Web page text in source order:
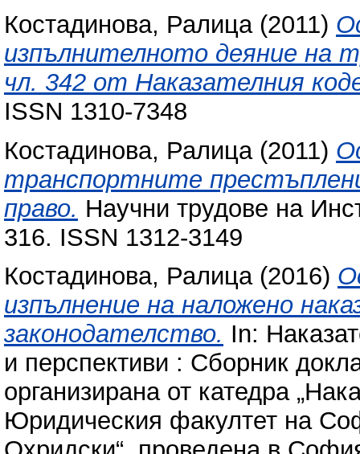
Костадинова, Ралица(2011)
изпълнителното деяние на
чл. 342 от Наказателния
ISSN 1310-7348
Костадинова, Ралица(2011)
транспортните
право. Научни трудове на
316. ISSN 1312-3149
Костадинова, Ралица(2016)
изпълнение на наложено
законодателство. In:
и перспективи : Сборник
организирана от катедра
Юридическия факултет на